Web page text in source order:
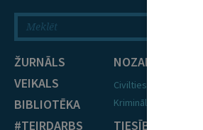
ŽURNĀLS
VEIKALS
BIBLIOTĒKA
#TEIRDARBS
NOZARES
Civiltiesības
Krimināltiesības
TIESĪBU PRAKSE